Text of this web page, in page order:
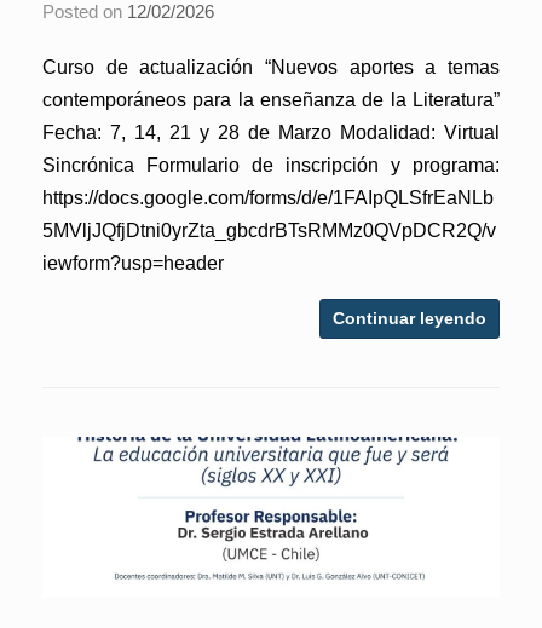
Posted on 12/02/2026
Curso de actualización “Nuevos aportes a temas
contemporáneos para la enseñanza de la Literatura”
Fecha: 7, 14, 21 y 28 de Marzo Modalidad: Virtual
Sincrónica Formulario de inscripción y programa:
https://docs.google.com/forms/d/e/1FAIpQLSfrEaNLb
5MVljJQfjDtni0yrZta_gbcdrBTsRMMz0QVpDCR2Q/v
iewform?usp=header
Continuar leyendo